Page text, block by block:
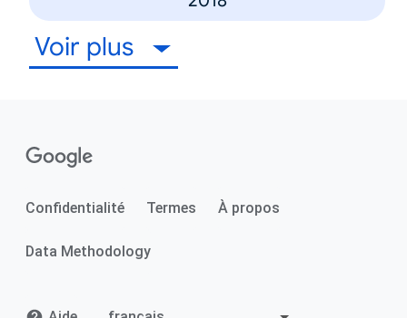
Voir plus
Confidentialité Termes À propos
Data Methodology